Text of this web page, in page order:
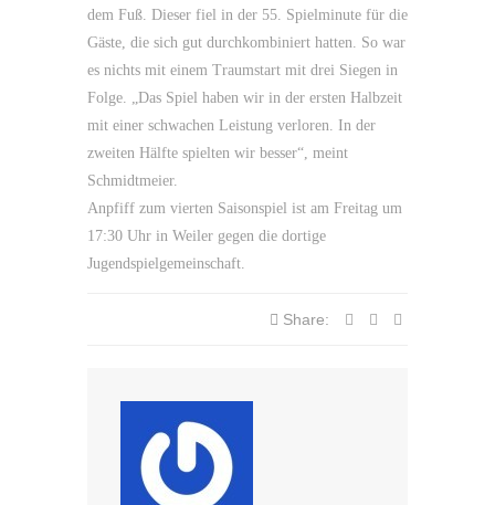
dem Fuß. Dieser fiel in der 55. Spielminute für die
Gäste, die sich gut durchkombiniert hatten. So war
es nichts mit einem Traumstart mit drei Siegen in
Folge. „Das Spiel haben wir in der ersten Halbzeit
mit einer schwachen Leistung verloren. In der
zweiten Hälfte spielten wir besser“, meint
Schmidtmeier.
Anpfiff zum vierten Saisonspiel ist am Freitag um
17:30 Uhr in Weiler gegen die dortige
Jugendspielgemeinschaft.
Share: